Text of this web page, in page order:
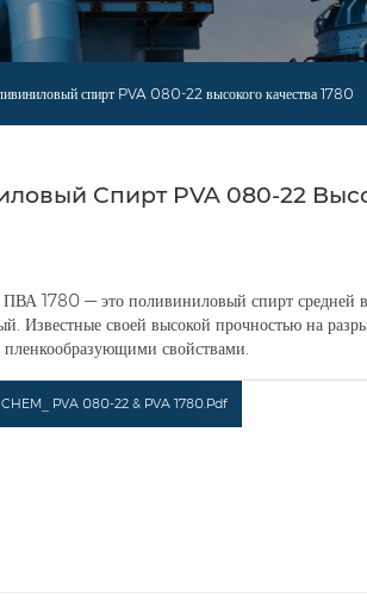
спирт PVA 080-22 высокого качества 1780
Спирт PVA 080-22
1780 — это поливиниловый спирт средней
Известные своей высокой прочностью на
свойствами.
PVA 080-22 & PVA 1780.pdf